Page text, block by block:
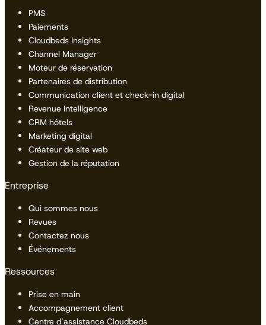
PMS
Paiements
Cloudbeds Insights
Channel Manager
Moteur de réservation
Partenaires de distribution
Communication client et check-in digital
Revenue Intelligence
CRM hôtels
Marketing digital
Créateur de site web
Gestion de la réputation
Entreprise
Qui sommes nous
Revues
Contactez nous
Événements
Ressources
Prise en main
Accompagnement client
Centre d’assistance Cloudbeds